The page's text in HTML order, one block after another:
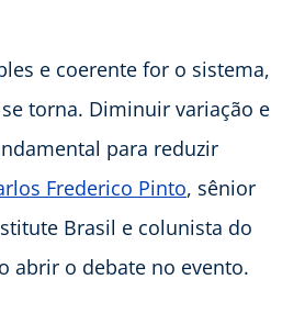
e coerente for o sistema,
torna. Diminuir variação e
para reduzir
Frederico Pinto, sênior
Brasil e colunista do
abrir o debate no evento.